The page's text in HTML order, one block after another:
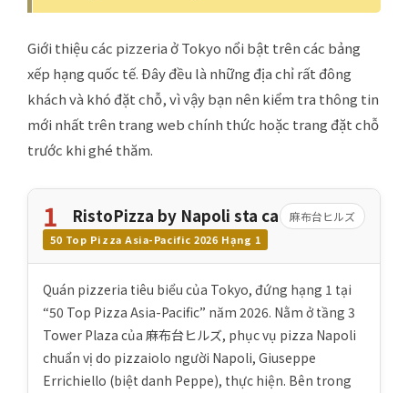
Giới thiệu các pizzeria ở Tokyo nổi bật trên các bảng
xếp hạng quốc tế. Đây đều là những địa chỉ rất đông
khách và khó đặt chỗ, vì vậy bạn nên kiểm tra thông tin
mới nhất trên trang web chính thức hoặc trang đặt chỗ
trước khi ghé thăm.
1 RistoPizza by Napoli sta ca 麻布台ヒルズ
50 Top Pizza Asia-Pacific 2026 Hạng 1
Quán pizzeria tiêu biểu của Tokyo, đứng hạng 1 tại
“50 Top Pizza Asia-Pacific” năm 2026. Nằm ở tầng 3
Tower Plaza của 麻布台ヒルズ, phục vụ pizza Napoli
chuẩn vị do pizzaiolo người Napoli, Giuseppe
Errichiello (biệt danh Peppe), thực hiện. Bên trong